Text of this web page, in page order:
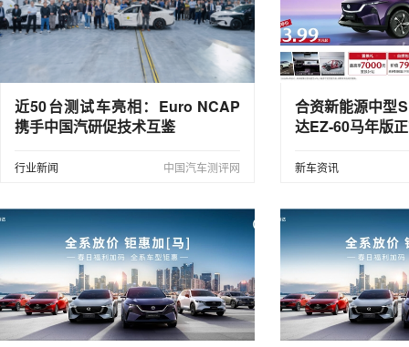
近50台测试车亮相：Euro NCAP
携手中国汽研促技术互鉴
行业新闻 中国汽车测评网
合资新能源中型
达EZ-60马年版
新车资讯